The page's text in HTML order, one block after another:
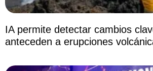
IA permite detectar cambios
anteceden a erupciones